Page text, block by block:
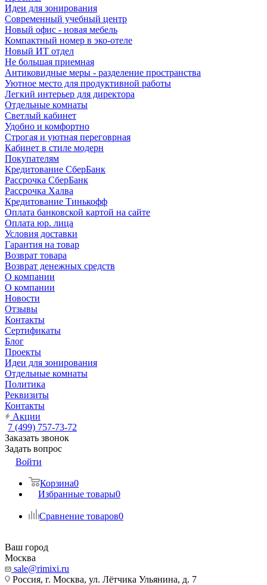
Идеи для зонирования
Современный учебный центр
Новый офис - новая мебель
Компактный номер в эко-отеле
Новый ИТ отдел
Не большая приемная
Антиковидные меры - разделение пространства
Уютное место для продуктивной работы
Легкий интерьер для директора
Отдельные комнаты
Светлый кабинет
Удобно и комфортно
Строгая и уютная переговрная
Кабинет в стиле модерн
Покупателям
Кредитование СберБанк
Рассрочка СберБанк
Рассрочка Халва
Кредитование Тинькофф
Оплата банковской картой на сайте
Оплата юр. лица
Условия доставки
Гарантия на товар
Возврат товара
Возврат денежных средств
О компании
О компании
Новости
Отзывы
Контакты
Сертификаты
Блог
Проекты
Идеи для зонирования
Отдельные комнаты
Политика
Реквизиты
Контакты
Акции
7 (499) 757-73-72
Заказать звонок
Задать вопрос
Войти
Корзина0
Избранные товары0
Сравнение товаров0
Ваш город
Москва
sale@rimixi.ru
Россия, г. Москва, ул. Лётчика Ульянина, д. 7